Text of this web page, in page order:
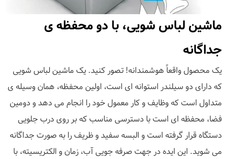
ماشین لباس شویی، با دو محفظه ی
جداگانه
یک محصول واقعاً هوشمندانه! تصور کنید. یک ماشین لباس شویی
که دارای دو سیلندر استوانه ای است، اولین محفظه، همان وسیله ی
متداول است که وظایف و کار معمول خود را انجام می دهد و دومین
فضا، محفظه ای است با دسترسی مناسب که بر روی درب جلویی
دستگاه قرار گرفته است و البسه سفید و ظریف را به صورت جداگانه
می شوید. این ایده در جهت صرفه جویی آب، زمان و الکتریسیته، با